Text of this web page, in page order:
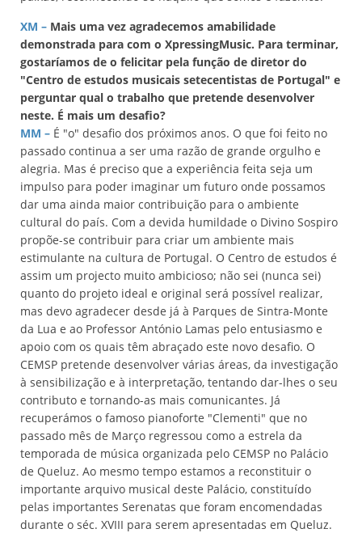
XM – Mais uma vez agradecemos amabilidade
demonstrada para com o XpressingMusic. Para terminar,
gostaríamos de o felicitar pela função de diretor do
"Centro de estudos musicais setecentistas de Portugal" e
perguntar qual o trabalho que pretende desenvolver
neste. É mais um desafio?
MM – É "o" desafio dos próximos anos. O que foi feito no
passado continua a ser uma razão de grande orgulho e
alegria. Mas é preciso que a experiência feita seja um
impulso para poder imaginar um futuro onde possamos
dar uma ainda maior contribuição para o ambiente
cultural do país. Com a devida humildade o Divino Sospiro
propõe-se contribuir para criar um ambiente mais
estimulante na cultura de Portugal. O Centro de estudos é
assim um projecto muito ambicioso; não sei (nunca sei)
quanto do projeto ideal e original será possível realizar,
mas devo agradecer desde já à Parques de Sintra-Monte
da Lua e ao Professor António Lamas pelo entusiasmo e
apoio com os quais têm abraçado este novo desafio. O
CEMSP pretende desenvolver várias áreas, da investigação
à sensibilização e à interpretação, tentando dar-lhes o seu
contributo e tornando-as mais comunicantes. Já
recuperámos o famoso pianoforte "Clementi" que no
passado mês de Março regressou como a estrela da
temporada de música organizada pelo CEMSP no Palácio
de Queluz. Ao mesmo tempo estamos a reconstituir o
importante arquivo musical deste Palácio, constituído
pelas importantes Serenatas que foram encomendadas
durante o séc. XVIII para serem apresentadas em Queluz.